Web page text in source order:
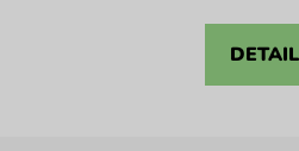
z
DETAIL